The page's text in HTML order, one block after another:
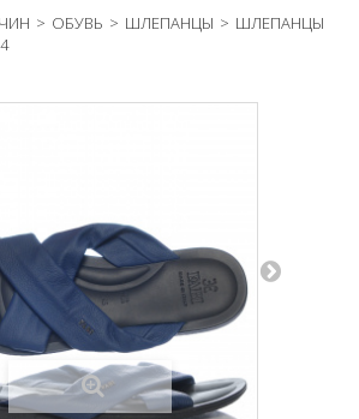
> ОБУВЬ > ШЛЕПАНЦЫ > ШЛЕПАНЦЫ